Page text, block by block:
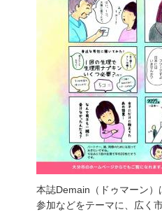
本誌Demain（ドゥマーン
参加などをテーマに、広く